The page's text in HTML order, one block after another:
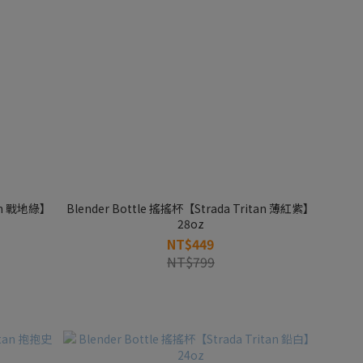
地綠】
Blender Bottle 搖搖杯【Strada Tritan 薄紅紫】
28oz
NT$449
NT$799